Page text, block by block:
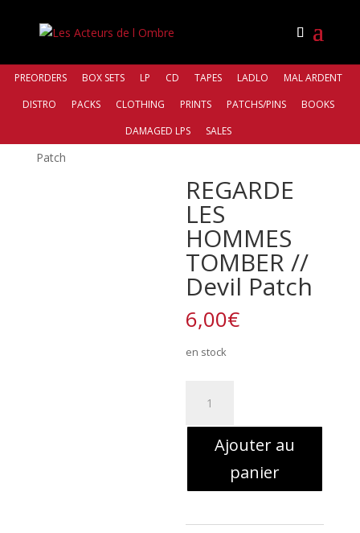
PREORDERS BOX SETS LP CD TAPES LADLO
MAL ARDENT
DISTRO
PACKS CLOTHING PRINTS PATCHS/PINS
BOOKS
DAMAGED LPS
SALES
/ REGARDE LES HOMMES TOMBER // Devil
Patch
REGARDE
LES
HOMMES
TOMBER //
Devil Patch
6,00€
en stock
REGARDE
TOMBER
Ajouter au
panier